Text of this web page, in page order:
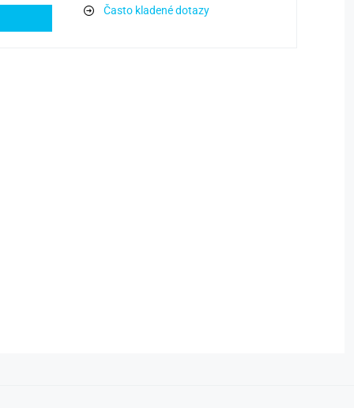
Často kladené dotazy